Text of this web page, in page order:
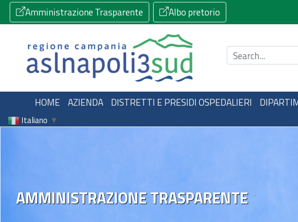
Amministrazione Trasparente Albo pretorio
Cerca nel sito
HOME AZIENDA DISTRETTI E PRESIDI OSPEDALIERI
Italiano ▼
AMMINISTRAZIONE TRASPARENTE